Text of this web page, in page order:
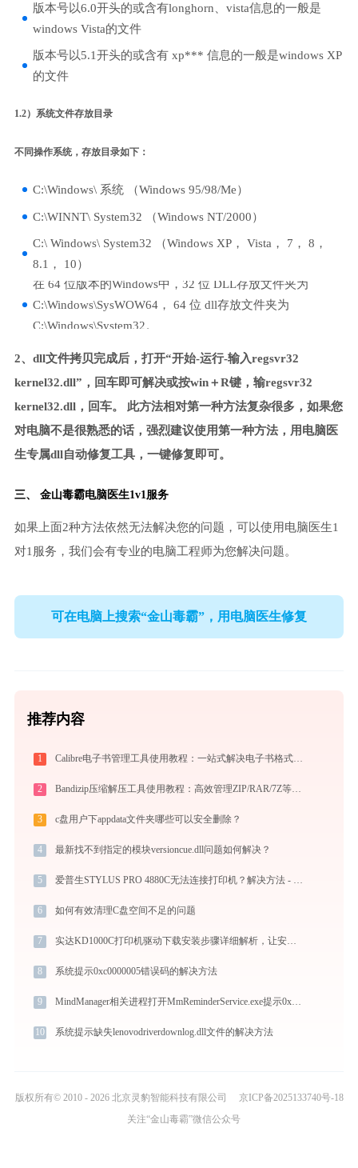
版本号以6.0开头的或含有longhorn、vista信息的一般是
windows Vista的文件
版本号以5.1开头的或含有 xp*** 信息的一般是windows XP
的文件
1.2）系统文件存放目录
不同操作系统，存放目录如下：
C:\Windows\ 系统 （Windows 95/98/Me）
C:\WINNT\ System32 （Windows NT/2000）
C:\ Windows\ System32 （Windows XP， Vista， 7， 8，
8.1， 10）
在 64 位版本的Windows中，32 位 DLL存放文件夹为
C:\Windows\SysWOW64， 64 位 dll存放文件夹为
C:\Windows\System32。
2、dll文件拷贝完成后，打开“开始-运行-输入regsvr32
kernel32.dll”，回车即可解决或按win＋R键，输regsvr32
kernel32.dll，回车。 此方法相对第一种方法复杂很多，如果您
对电脑不是很熟悉的话，强烈建议使用第一种方法，用电脑医
生专属dll自动修复工具，一键修复即可。
三、 金山毒霸电脑医生1v1服务
如果上面2种方法依然无法解决您的问题，可以使用电脑医生1
对1服务，我们会有专业的电脑工程师为您解决问题。
可在电脑上搜索“金山毒霸”，用电脑医生修复
推荐内容
1 Calibre电子书管理工具使用教程：一站式解决电子书格式转换、元数据管理与设备同步
2 Bandizip压缩解压工具使用教程：高效管理ZIP/RAR/7Z等30+格式的免费压缩神器
3 c盘用户下appdata文件夹哪些可以安全删除？
4 最新找不到指定的模块versioncue.dll问题如何解决？
5 爱普生STYLUS PRO 4880C无法连接打印机？解决方法 - 金山毒霸
6 如何有效清理C盘空间不足的问题
7 实达KD1000C打印机驱动下载安装步骤详细解析，让安装更简单
8 系统提示0xc0000005错误码的解决方法
9 MindManager相关进程打开MmReminderService.exe提示0xc000007b错误码怎么办
10 系统提示缺失lenovodriverdownlog.dll文件的解决方法
版权所有© 2010 - 2026 北京灵豹智能科技有限公司
京ICP备2025133740号-18
关注“金山毒霸”微信公众号